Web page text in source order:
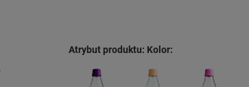
Atrybut produktu: Kolor